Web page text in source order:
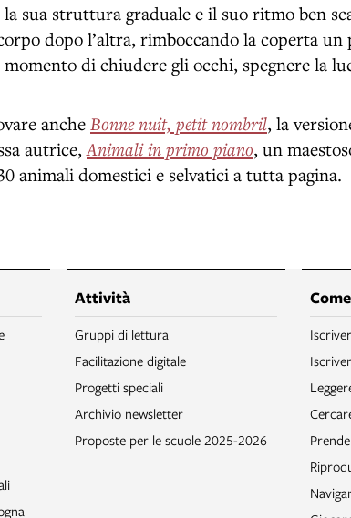
sua struttura graduale e il suo ritmo ben
dopo l’altra, rimboccando la coperta un
di chiudere gli occhi, spegnere la
anche Bonne nuit, petit nombril, la
autrice, Animali in primo piano, un
animali domestici e selvatici a tutta pagina.
Attività
Gruppi di lettura
Facilitazione digitale
Progetti speciali
Archivio newsletter
Proposte per le scuole 2025-2026